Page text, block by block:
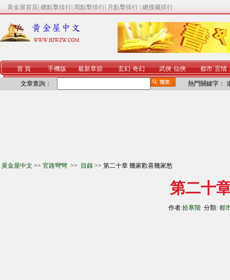
黃金屋首頁 總點擊排行 周點擊排行 月點擊排行 總搜藏排行
首 頁 手機版 最新章節 玄幻·奇幻 武俠·仙俠 都市·言情
文章查詢： 熱門關鍵字：
黃金屋中文 >> 官路彎彎 >> 目錄 >> 第二十章 幾家歡喜幾家愁
第二十
作者:拾寒階 分類: 都